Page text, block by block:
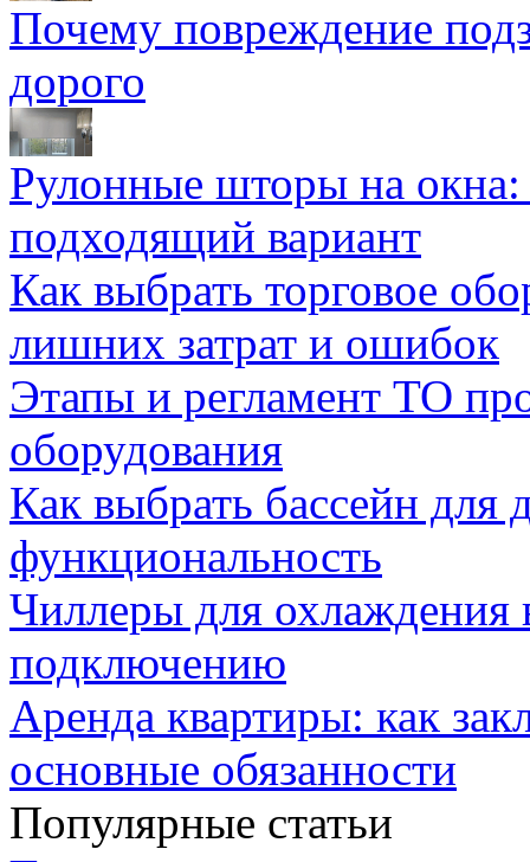
Почему повреждение
дорого
Рулонные шторы на
подходящий вариант
Как выбрать торговое
лишних затрат и ошибок
Этапы и регламент ТО
оборудования
Как выбрать бассейн для
функциональность
Чиллеры для охлаждения
подключению
Аренда квартиры: как
основные обязанности
Популярные статьи